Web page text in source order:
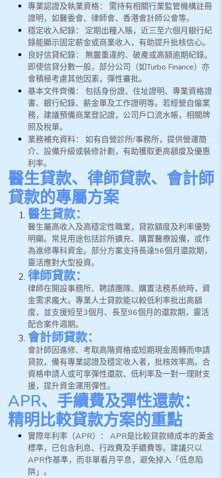
專業認證及執業資格： 需持有相關行業監管機構註冊
證明，如醫委會、律師會、香港會計師公會等。
穩定收入紀錄： 定期出糧入賬，近三至六個月銀行紀
錄能顯示固定薪金或商業收入，有助提升批核信心。
良好信貸紀錄： 無嚴重違約、破產或高額逾期紀錄。
即使信貸分數一般，部分公司（如Turbo Finance）亦
會積極考慮其他因素，彈性審批。
基本文件齊備： 包括身份證、住址證明、專業資格證
書、銀行紀錄、薪金單及工作證明等。若經營自僱業
務，建議預備商業登記證，公司戶口流水帳，相關牌
照及稅單。
業務補充資料： 如有自營診所/事務所，提供營運簡
介、設備升級或裝修計劃，有助獲取更高額度及優惠
利率。
醫生貸款、律師貸款、會計師
貸款的專屬方案
醫生貸款：
醫生屬高收入及高穩定性職業，貸款額度及利率優勢
明顯。常見用途包括診所擴充、購置醫療設備，或作
為進修專科資金。部分方案支持長達96個月還款期，
靈活應對大型投資。
律師貸款：
律師在開設事務所、聘請團隊、購置法務系統時，資
金需求龐大。專業人士貸款能以較低利率批出高額
度，並支援短至3個月、長至96個月的還款期，靈活
配合案件週期。
會計師貸款：
會計師因進修、考取高階資格或短期現金周轉而申請
貸款，備有專業認證及穩定收入者，批核效率高。合
資格申請人或可享彈性還款、低利率及一對一理財支
援，提升資金運用彈性。
APR、手續費及彈性還款：
精明比較貸款方案的重點
實際年利率（APR）： APR是比較貸款總成本的黃金
標準，已包含利息、行政費及手續費等。建議只以
APR作基準，而非單看月平息，避免掉入「低息陷
阱」。